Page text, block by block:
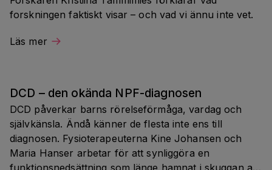
forskningen faktiskt visar – och vad vi ännu inte vet.
Läs mer
DCD – den okända NPF-diagnosen
DCD påverkar barns rörelseförmåga, vardag och
självkänsla. Ändå känner de flesta inte ens till
diagnosen. Fysioterapeuterna Kine Johansen och
Maria Hanser arbetar för att synliggöra en
funktionsnedsättning som länge hamnat i skuggan av